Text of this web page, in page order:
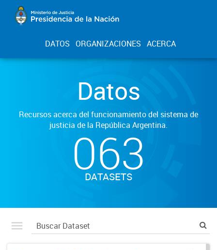
DATOS ORGANIZACIONES ACERCA
Datos
Recursos acerca del funcionamiento del sistema de
justicia de la República Argentina.
063
DATASETS